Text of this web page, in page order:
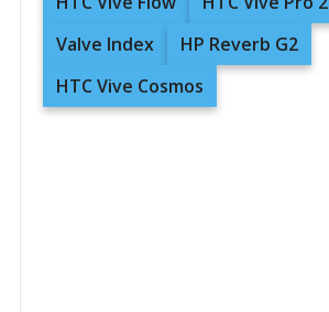
Valve Index
HP Reverb G2
HTC Vive Cosmos